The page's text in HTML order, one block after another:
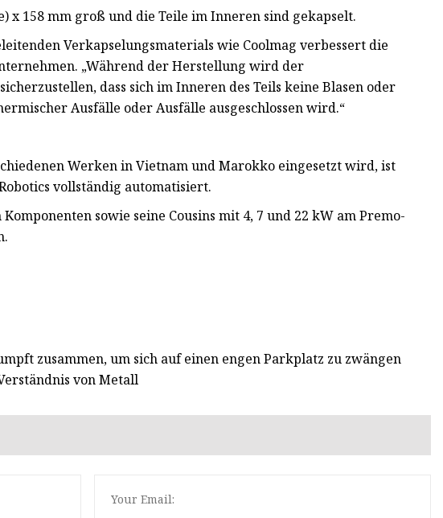
x 158 mm groß und die Teile im Inneren sind gekapselt.
Verkapselungsmaterials wie Coolmag verbessert die
„Während der Herstellung wird der
dass sich im Inneren des Teils keine Blasen oder
Ausfälle oder Ausfälle ausgeschlossen wird.“
Werken in Vietnam und Marokko eingesetzt wird, ist
vollständig automatisiert.
sowie seine Cousins ​​mit 4, 7 und 22 kW am Premo-
zusammen, um sich auf einen engen Parkplatz zu zwängen
von Metall